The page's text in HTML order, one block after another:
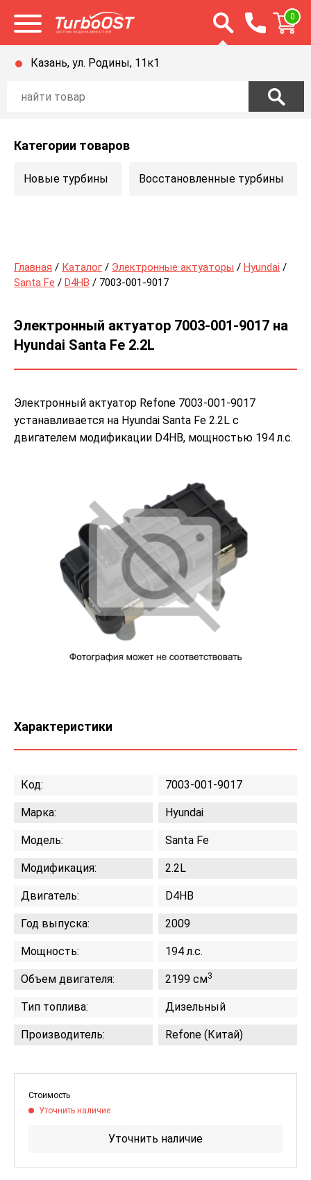
Открыть меню Открыть строку
0
Казань, ул. Родины, 11к1
Категории товаров
Новые турбины Восстановленные турбины
Главная / Каталог / Электронные актуаторы / Hyundai /
Santa Fe / D4HB / 7003-001-9017
Электронный актуатор 7003-001-9017 на
Hyundai Santa Fe 2.2L
Электронный актуатор Refone 7003-001-9017
устанавливается на Hyundai Santa Fe 2.2L с
двигателем модификации D4HB, мощностью 194 л.с.
Характеристики
Код: 7003-001-9017
Марка: Hyundai
Модель: Santa Fe
Модификация: 2.2L
Двигатель: D4HB
Год выпуска: 2009
Мощность: 194 л.с.
Объем двигателя: 2199 см3
Тип топлива: Дизельный
Производитель: Refone (Китай)
Стоимость
Уточнить наличие
Уточнить наличие